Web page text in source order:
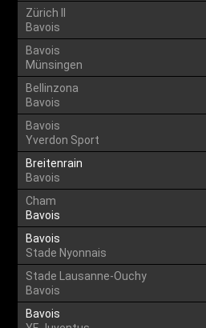
Zürich II
Bavois
Bavois
Münsingen
Bellinzona
Bavois
Bavois
Yverdon Sport
Breitenrain
Bavois
Cham
Bavois
Bavois
Stade Nyonnais
Stade Lausanne-Ouchy
Bavois
Bavois